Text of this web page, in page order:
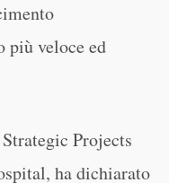
più veloce ed
Projects
ha dichiarato